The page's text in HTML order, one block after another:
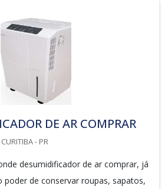
DE AR COMPRAR
- PR
desumidificador de ar comprar, já
de conservar roupas, sapatos,